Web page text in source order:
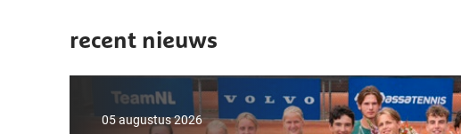
recent nieuws
05 augustus 2026